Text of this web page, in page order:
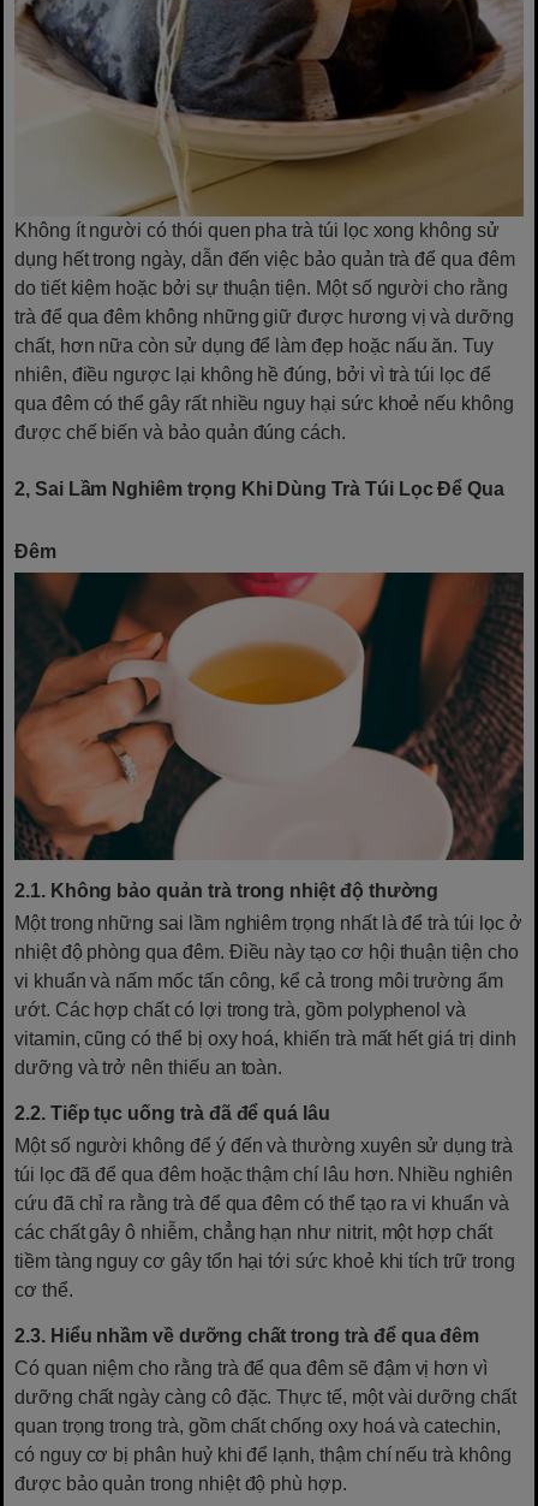
Không ít người có thói quen pha trà túi lọc xong không sử
dụng hết trong ngày, dẫn đến việc bảo quản trà để qua đêm
do tiết kiệm hoặc bởi sự thuận tiện. Một số người cho rằng
trà để qua đêm không những giữ được hương vị và dưỡng
chất, hơn nữa còn sử dụng để làm đẹp hoặc nấu ăn. Tuy
nhiên, điều ngược lại không hề đúng, bởi vì trà túi lọc để
qua đêm có thể gây rất nhiều nguy hại sức khoẻ nếu không
được chế biến và bảo quản đúng cách.
2, Sai Lầm Nghiêm trọng Khi Dùng Trà Túi Lọc Để Qua
Đêm
2.1. Không bảo quản trà trong nhiệt độ thường
Một trong những sai lầm nghiêm trọng nhất là để trà túi lọc ở
nhiệt độ phòng qua đêm. Điều này tạo cơ hội thuận tiện cho
vi khuẩn và nấm mốc tấn công, kể cả trong môi trường ẩm
ướt. Các hợp chất có lợi trong trà, gồm polyphenol và
vitamin, cũng có thể bị oxy hoá, khiến trà mất hết giá trị dinh
dưỡng và trở nên thiếu an toàn.
2.2. Tiếp tục uống trà đã để quá lâu
Một số người không để ý đến và thường xuyên sử dụng trà
túi lọc đã để qua đêm hoặc thậm chí lâu hơn. Nhiều nghiên
cứu đã chỉ ra rằng trà để qua đêm có thể tạo ra vi khuẩn và
các chất gây ô nhiễm, chẳng hạn như nitrit, một hợp chất
tiềm tàng nguy cơ gây tổn hại tới sức khoẻ khi tích trữ trong
cơ thể.
2.3. Hiểu nhầm về dưỡng chất trong trà để qua đêm
Có quan niệm cho rằng trà để qua đêm sẽ đậm vị hơn vì
dưỡng chất ngày càng cô đặc. Thực tế, một vài dưỡng chất
quan trọng trong trà, gồm chất chống oxy hoá và catechin,
có nguy cơ bị phân huỷ khi để lạnh, thậm chí nếu trà không
được bảo quản trong nhiệt độ phù hợp.